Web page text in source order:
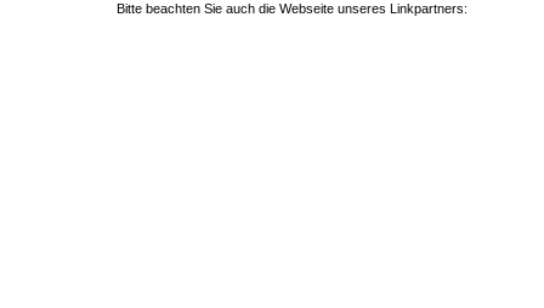
Bitte beachten Sie auch die Webseite unseres Linkpartners: